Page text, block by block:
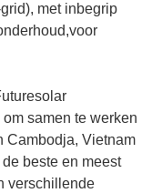
met inbegrip
samen te werken
Cambodja, Vietnam
de beste en meest
verschillende